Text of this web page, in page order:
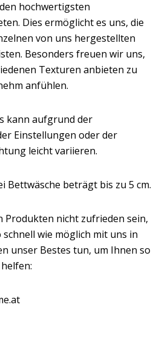
hochwertigsten
Dies ermöglicht es uns, die
von uns hergestellten
Besonders freuen wir uns,
Texturen anbieten zu
anfühlen.
kann aufgrund der
Einstellungen oder der
leicht variieren.
Bettwäsche beträgt bis zu 5 cm.
Produkten nicht zufrieden sein,
wie möglich mit uns in
unser Bestes tun, um Ihnen so